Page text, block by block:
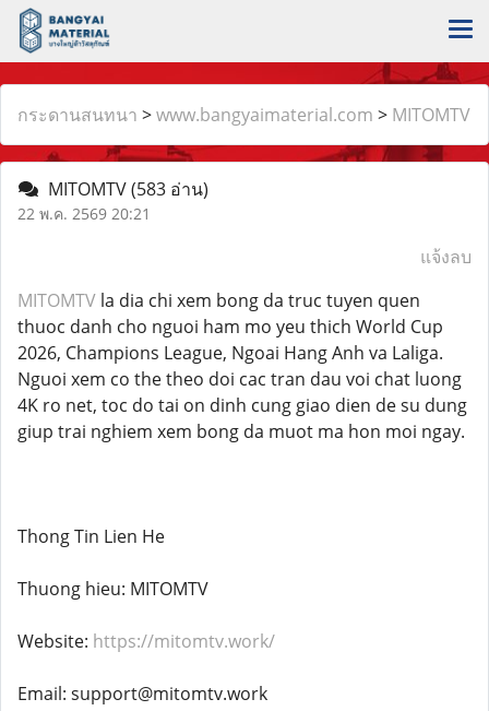
กระดานสนทนา >www.bangyaimaterial.com > MITOMTV
MITOMTV(583 อ่าน)
22 พ.ค. 2569 20:21
แจ้งลบ
MITOMTV la dia chi xem bong da truc tuyen quen
thuoc danh cho nguoi ham mo yeu thich World Cup
2026, Champions League, Ngoai Hang Anh va Laliga.
Nguoi xem co the theo doi cac tran dau voi chat luong
4K ro net, toc do tai on dinh cung giao dien de su dung
giup trai nghiem xem bong da muot ma hon moi ngay.
Thong Tin Lien He
Thuong hieu: MITOMTV
Website: https://mitomtv.work/
Email: support@mitomtv.work